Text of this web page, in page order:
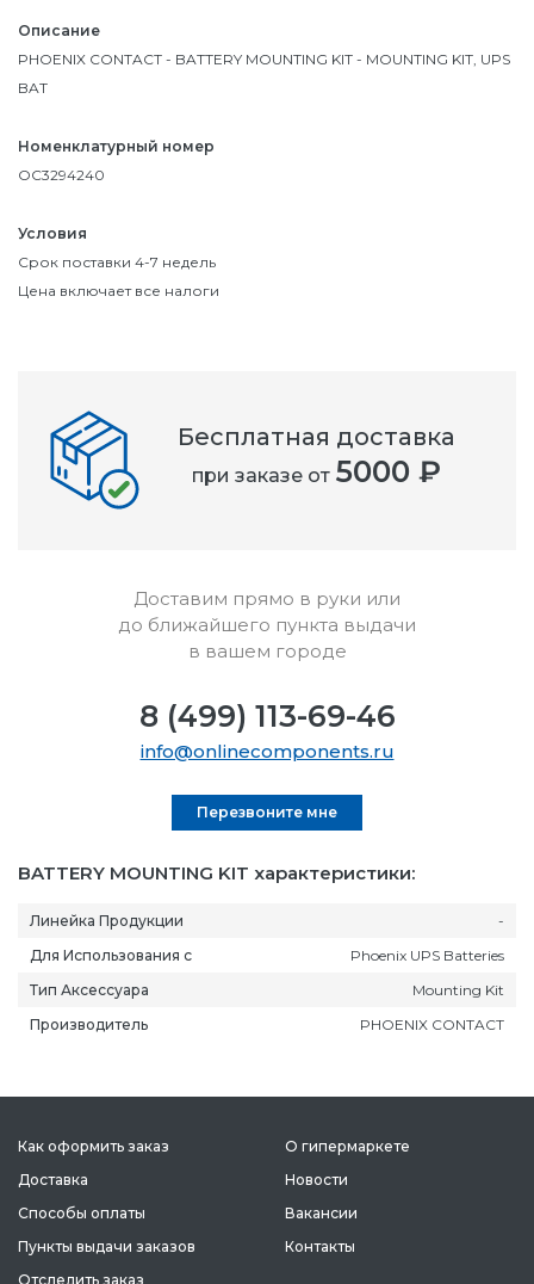
Описание
PHOENIX CONTACT - BATTERY MOUNTING KIT - MOUNTING KIT, UPS
BAT
Номенклатурный номер
OC3294240
Условия
Срок поставки 4-7 недель
Цена включает все налоги
BATTERY MOUNTING KIT характеристики:
Линейка Продукции
-
Для Использования с
Phoenix UPS Batteries
Тип Аксессуара
Mounting Kit
Производитель
PHOENIX CONTACT
Бесплатная доставка
при заказе от 5000 ₽
Доставим прямо в руки или
до ближайшего пункта выдачи
в вашем городе
8 (499) 113-69-46
info@onlinecomponents.ru
Перезвоните мне
Как оформить заказ
Доставка
Способы оплаты
Пункты выдачи заказов
Отследить заказ
О гипермаркете
Новости
Вакансии
Контакты